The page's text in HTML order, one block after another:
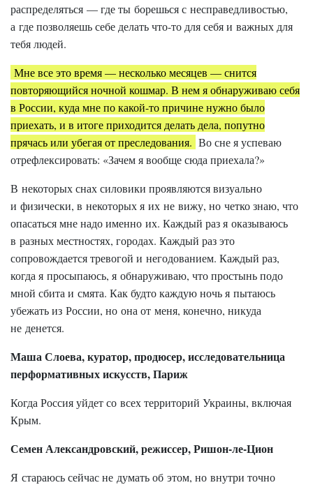
распределяться — где ты борешься с несправедливостью,
а где позволяешь себе делать что-то для себя и важных для
тебя людей.
Мне все это время — несколько месяцев — снится
повторяющийся ночной кошмар. В нем я обнаруживаю себя
в России, куда мне по какой-то причине нужно было
приехать, и в итоге приходится делать дела, попутно
прячась или убегая от преследования. Во сне я успеваю
отрефлексировать: «Зачем я вообще сюда приехала?»
В некоторых снах силовики проявляются визуально
и физически, в некоторых я их не вижу, но четко знаю, что
опасаться мне надо именно их. Каждый раз я оказываюсь
в разных местностях, городах. Каждый раз это
сопровождается тревогой и негодованием. Каждый раз,
когда я просыпаюсь, я обнаруживаю, что простынь подо
мной сбита и смята. Как будто каждую ночь я пытаюсь
убежать из России, но она от меня, конечно, никуда
не денется.
Маша Слоева, куратор, продюсер, исследовательница
перформативных искусств, Париж
Когда Россия уйдет со всех территорий Украины, включая
Крым.
Семен Александровский, режиссер, Ришон-ле-Цион
Я стараюсь сейчас не думать об этом, но внутри точно